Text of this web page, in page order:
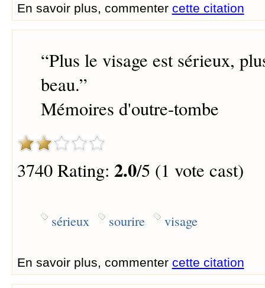
En savoir plus, commenter cette citation
“Plus le visage est sérieux,
beau.”
Mémoires d'outre-tombe
3740 Rating: 2.0/5 (1 vote cast)
sérieux sourire visage
En savoir plus, commenter cette citation